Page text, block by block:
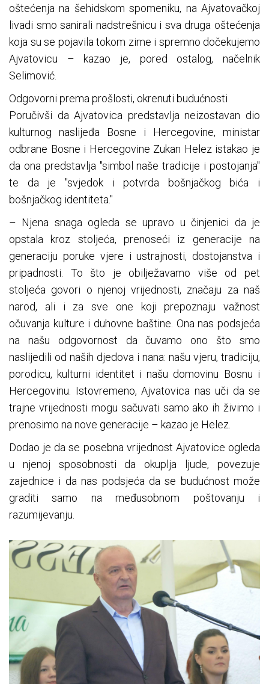
oštećenja na šehidskom spomeniku, na Ajvatovačkoj
livadi smo sanirali nadstrešnicu i sva druga oštećenja
koja su se pojavila tokom zime i spremno dočekujemo
Ajvatovicu – kazao je, pored ostalog, načelnik
Selimović.
Odgovorni prema prošlosti, okrenuti budućnosti
Poručivši da Ajvatovica predstavlja neizostavan dio
kulturnog naslijeđa Bosne i Hercegovine, ministar
odbrane Bosne i Hercegovine Zukan Helez istakao je
da ona predstavlja "simbol naše tradicije i postojanja"
te da je "svjedok i potvrda bošnjačkog bića i
bošnjačkog identiteta."
– Njena snaga ogleda se upravo u činjenici da je
opstala kroz stoljeća, prenoseći iz generacije na
generaciju poruke vjere i ustrajnosti, dostojanstva i
pripadnosti. To što je obilježavamo više od pet
stoljeća govori o njenoj vrijednosti, značaju za naš
narod, ali i za sve one koji prepoznaju važnost
očuvanja kulture i duhovne baštine. Ona nas podsjeća
na našu odgovornost da čuvamo ono što smo
naslijedili od naših djedova i nana: našu vjeru, tradiciju,
porodicu, kulturni identitet i našu domovinu Bosnu i
Hercegovinu. Istovremeno, Ajvatovica nas uči da se
trajne vrijednosti mogu sačuvati samo ako ih živimo i
prenosimo na nove generacije – kazao je Helez.
Dodao je da se posebna vrijednost Ajvatovice ogleda
u njenoj sposobnosti da okuplja ljude, povezuje
zajednice i da nas podsjeća da se budućnost može
graditi samo na međusobnom poštovanju i
razumijevanju.